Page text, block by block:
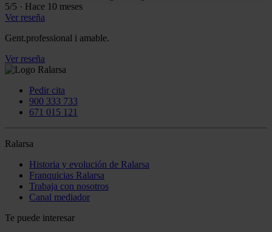
5/5 · Hace 10 meses
Ver reseña
Gent.professional i amable.
Ver reseña
Pedir cita
900 333 733
671 015 121
Ralarsa
Historia y evolución de Ralarsa
Franquicias Ralarsa
Trabaja con nosotros
Canal mediador
Te puede interesar